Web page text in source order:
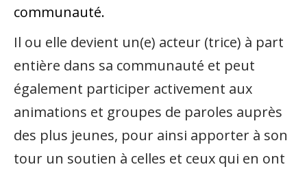
communauté.
Il ou elle devient un(e) acteur (trice) à part
entière dans sa communauté et peut
également participer activement aux
animations et groupes de paroles auprès
des plus jeunes, pour ainsi apporter à son
tour un soutien à celles et ceux qui en ont